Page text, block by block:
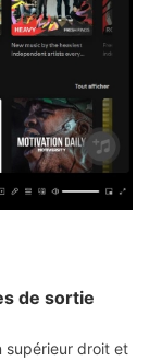
de sortie
supérieur droit et